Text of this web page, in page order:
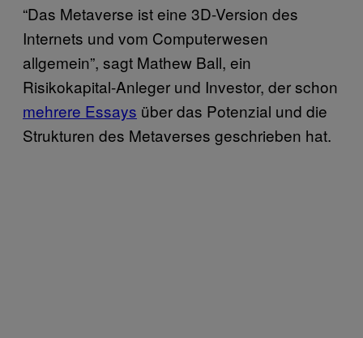
“Das Metaverse ist eine 3D-Version des
Internets und vom Computerwesen
allgemein”, sagt Mathew Ball, ein
Risikokapital-Anleger und Investor, der schon
mehrere Essays über das Potenzial und die
Strukturen des Metaverses geschrieben hat.